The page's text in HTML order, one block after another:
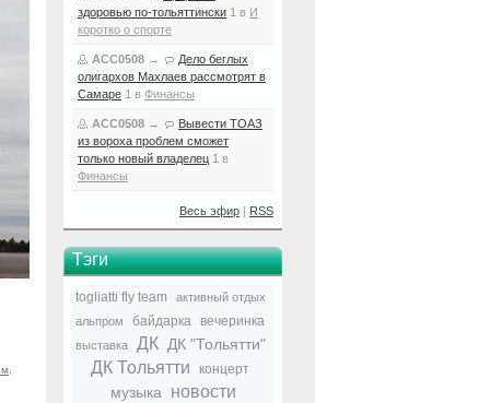
здоровью по-тольяттински 1 в И
коротко о спорте
ACC0508 →
Дело беглых
олигархов Махлаев рассмотрят в
Самаре 1 в Финансы
ACC0508 →
Вывести ТОАЗ
из вороха проблем сможет
только новый владелец 1 в
Финансы
Весь эфир | RSS
Тэги
togliatti fly team
активный отдых
альпром
байдарка вечеринка
выставка ДК ДК "Тольятти"
ДК Тольятти концерт
музыка
новости